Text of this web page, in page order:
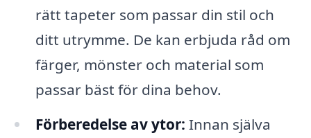
rätt tapeter som passar din stil och
ditt utrymme. De kan erbjuda råd om
färger, mönster och material som
passar bäst för dina behov.
Förberedelse av ytor: Innan själva